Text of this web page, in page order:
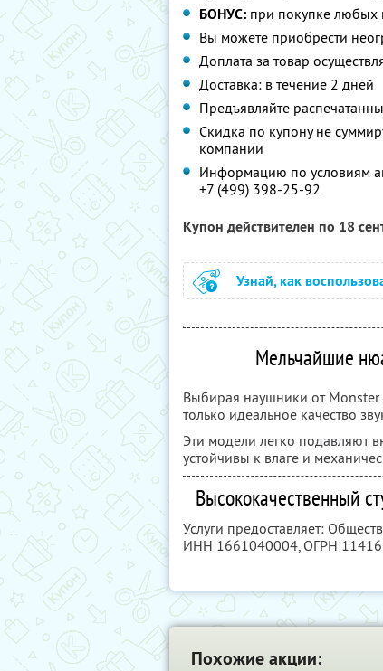
БОНУС: при покупке любых
Вы можете приобрести
Доплата за товар
Доставка: в течение 2 дней
Предъявляйте
Скидка по купону не
компании
Информацию по условиям
+7 (499) 398-25-92
Купон действителен по 18
Узнай, как
Мельчайшие
Выбирая наушники от Monster
только идеальное качество
Эти модели легко подавляют
устойчивы к влаге и
Высококачественный
Услуги предоставляет:
ИНН 1661040004, ОГРН
Похожие акции: